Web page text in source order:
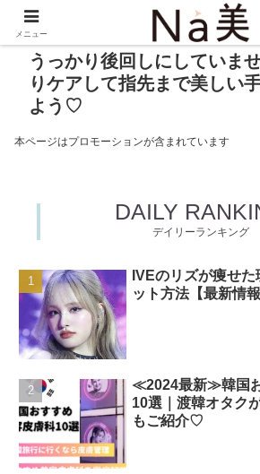
うっかり後回しにしていま
りケアして指先まで美しい
よう♡
本ページはプロモーションが含まれています
DAILY
デイリーランキング
IVEのリズが痩せ
ット方法【最新情報
≪2024最新≫韓国
10選｜渡韓オタク
もご紹介♡
メニュー